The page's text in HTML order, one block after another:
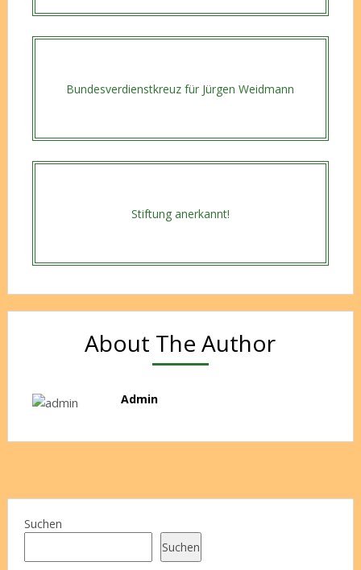
Bundesverdienstkreuz für Jürgen Weidmann
Stiftung anerkannt!
About The Author
Admin
Suchen
Suchen